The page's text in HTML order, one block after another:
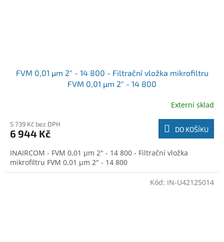
FVM 0,01 µm 2" - 14 800 - Filtrační vložka mikrofiltru
FVM 0,01 µm 2" - 14 800
Externí sklad
5 739 Kč bez DPH
6 944 Kč DO KOŠÍKU
INAIRCOM - FVM 0,01 µm 2" - 14 800 - Filtrační vložka
mikrofiltru FVM 0,01 µm 2" - 14 800
Kód: IN-U42125014